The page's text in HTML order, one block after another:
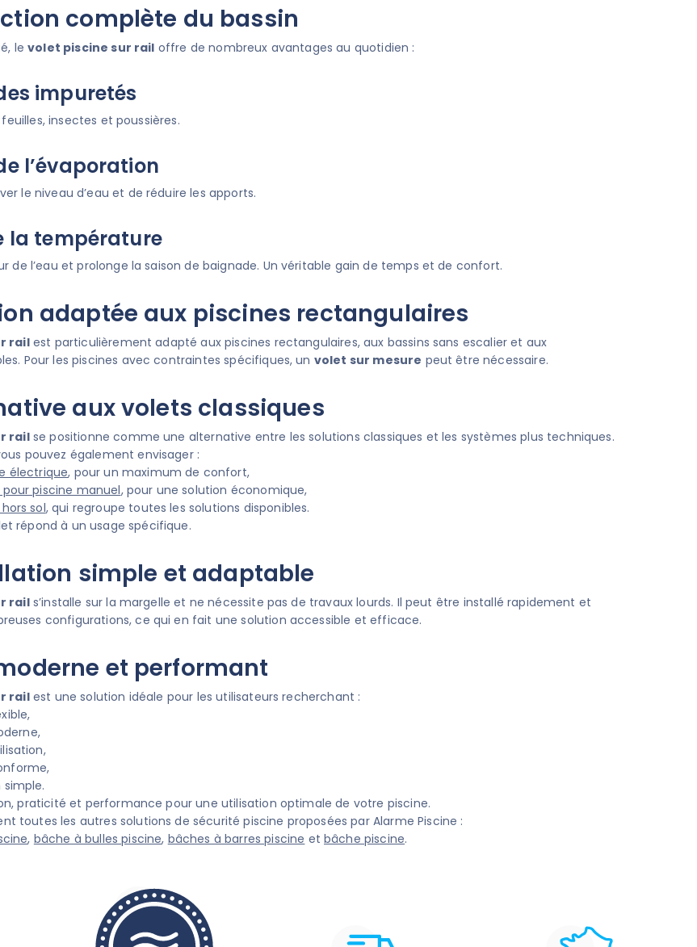
complète du bassin
levolet piscine sur rail offre de nombreux avantages au quotidien :
impuretés
insectes et poussières.
l’évaporation
le niveau d’eau et de réduire les apports.
la température
de l’eau et prolonge la saison de baignade. Un véritable gain de temps et de confort.
adaptée aux piscines rectangulaires
railest particulièrement adapté aux piscines rectangulaires, aux bassins sans escalier et aux
Pour les piscines avec contraintes spécifiques, un volet sur mesure peut être nécessaire.
aux volets classiques
railse positionne comme une alternative entre les solutions classiques et les systèmes plus techniques.
pouvez également envisager :
électrique, pour un maximum de confort,
piscine manuel, pour une solution économique,
sol, qui regroupe toutes les solutions disponibles.
répond à un usage spécifique.
simple et adaptable
rails’installe sur la margelle et ne nécessite pas de travaux lourds. Il peut être installé rapidement et
configurations, ce qui en fait une solution accessible et efficace.
et performant
railest une solution idéale pour les utilisateurs recherchant :
praticité et performance pour une utilisation optimale de votre piscine.
toutes les autres solutions de sécurité piscine proposées par Alarme Piscine :
, bâche à bulles piscine, bâches à barres piscine et bâche piscine.